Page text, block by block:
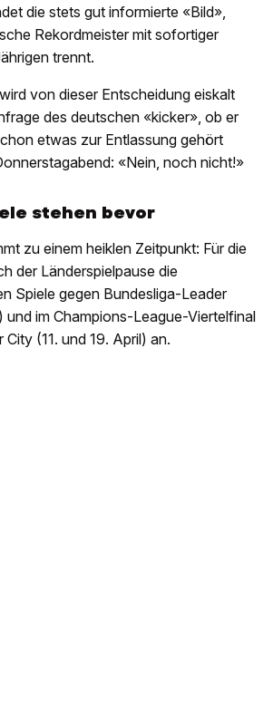
die stets gut informierte «Bild»,
Rekordmeister mit sofortiger
trennt.
von dieser Entscheidung eiskalt
des deutschen «kicker», ob er
etwas zur Entlassung gehört
«Nein, noch nicht!»
stehen bevor
zu einem heiklen Zeitpunkt: Für die
der Länderspielpause die
Spiele gegen Bundesliga-Leader
und im Champions-League-Viertelfinal
(11. und 19. April) an.